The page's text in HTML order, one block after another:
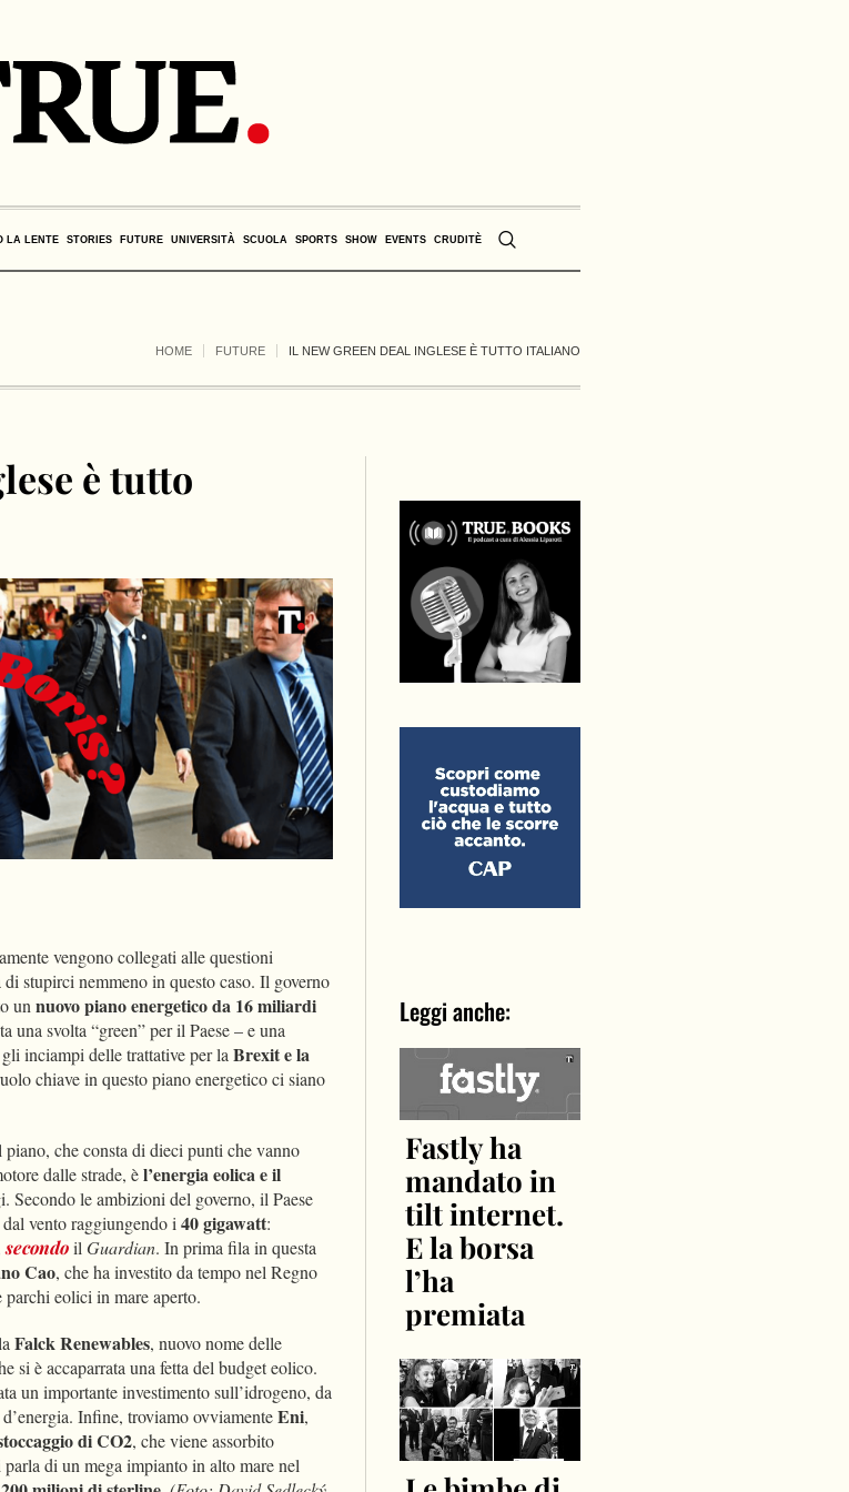
LA LENTE STORIES FUTURE UNIVERSITÀ SCUOLA SPORTS SHOW EVENTS CRUDITÈ
HOME FUTURE IL NEW GREEN DEAL INGLESE È TUTTO ITALIANO
è tutto
vengono collegati alle questioni
stupirci nemmeno in questo caso. Il governo
un nuovo piano energetico da 16 miliardi
una svolta “green” per il Paese – e una
inciampi delle trattative per la Brexit e la
chiave in questo piano energetico ci siano
che consta di dieci punti che vanno
dalle strade, èl’energia eolica e il
Secondo le ambizioni del governo, il Paese
vento raggiungendo i 40 gigawatt:
secondoil Guardian. In prima fila in questa
Cao, che ha investito da tempo nel Regno
eolici in mare aperto.
Falck Renewables, nuovo nome delle
si è accaparrata una fetta del budget eolico.
un importante investimento sull’idrogeno, da
Infine, troviamo ovviamenteEni,
di CO2, che viene assorbito
di un mega impianto in alto mare nel
Leggi anche:
Fastly ha
mandato in
tilt internet.
E la borsa
l’ha
premiata